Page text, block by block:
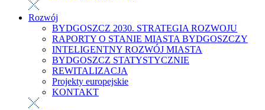
Rozwój
BYDGOSZCZ 2030. STRATEGIA ROZWOJU
RAPORTY O STANIE MIASTA BYDGOSZCZY
INTELIGENTNY ROZWÓJ MIASTA
BYDGOSZCZ STATYSTYCZNIE
REWITALIZACJA
Projekty europejskie
KONTAKT